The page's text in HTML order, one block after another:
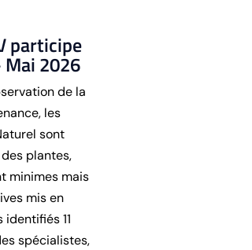
participe
Mai 2026
de la
les
sont
plantes,
minimes mais
mis en
11
spécialistes,